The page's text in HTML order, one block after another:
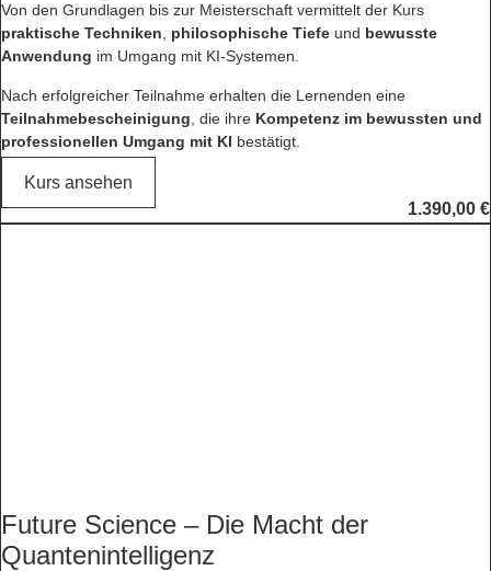
Von den Grundlagen bis zur Meisterschaft vermittelt der Kurs
praktische Techniken
philosophische Tiefe und bewusste
Anwendung im Umgang mit KI-Systemen.
Nach erfolgreicher Teilnahme erhalten die Lernenden eine
Teilnahmebescheinigung , die ihre Kompetenz im bewussten und
professionellen Umgang mit KI bestätigt.
Kurs ansehen
1.390,00 €
Future Science – Die Macht der
Quantenintelligenz